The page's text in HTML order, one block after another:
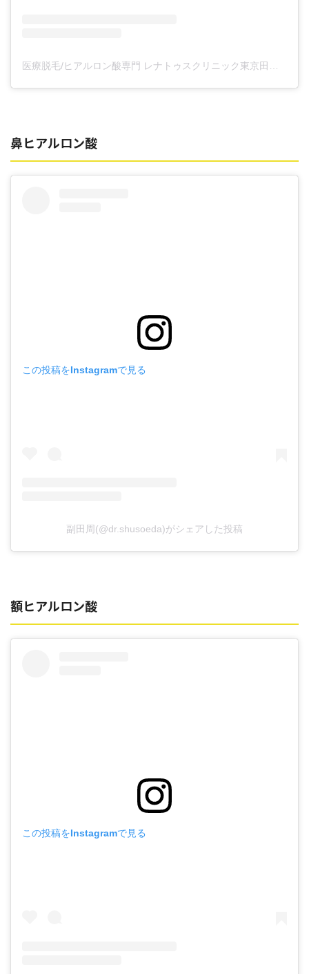
鼻ヒアルロン酸
この投稿をInstagramで見る
副田周(@dr.shusoeda)がシェアした投稿
額ヒアルロン酸
この投稿をInstagramで見る